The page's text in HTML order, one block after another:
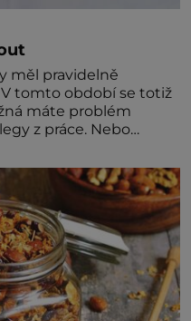
měl pravidelně
tomto období se totiž
máte problém
z práce. Nebo
tak, s věkem jako
Cvičte